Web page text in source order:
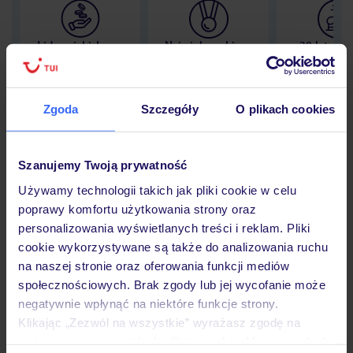
Zgoda Szczegóły O plikach cookies
Szanujemy Twoją prywatność
Używamy technologii takich jak pliki cookie w celu
poprawy komfortu użytkowania strony oraz
personalizowania wyświetlanych treści i reklam. Pliki
cookie wykorzystywane są także do analizowania ruchu
na naszej stronie oraz oferowania funkcji mediów
społecznościowych. Brak zgody lub jej wycofanie może
negatywnie wpłynąć na niektóre funkcje strony.
Klikając „Zezwól na wszystkie” wyrażasz zgodę na
Lider niskich cen
Największe biuro
30 lat w
Hotel
Opinie
Pokoje